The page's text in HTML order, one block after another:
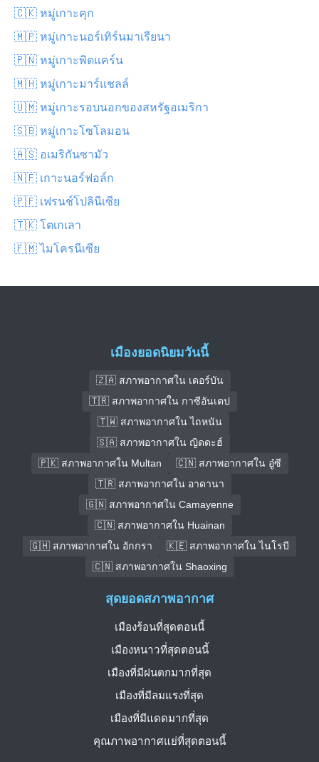
🇨🇰 หมู่เกาะคุก
🇲🇵 หมู่เกาะนอร์เทิร์นมาเรียนา
🇵🇳 หมู่เกาะพิตแคร์น
🇲🇭 หมู่เกาะมาร์แชลล์
🇺🇲 หมู่เกาะรอบนอกของสหรัฐอเมริกา
🇸🇧 หมู่เกาะโซโลมอน
🇦🇸 อเมริกันซามัว
🇳🇫 เกาะนอร์ฟอล์ก
🇵🇫 เฟรนช์โปลินีเซีย
🇹🇰 โตเกเลา
🇫🇲 ไมโครนีเซีย
เมืองยอดนิยมวันนี้
🇿🇦 สภาพอากาศใน เดอร์บัน
🇹🇷 สภาพอากาศใน กาซีอันเตป
🇹🇼 สภาพอากาศใน ไถหนัน
🇸🇦 สภาพอากาศใน ญิดดะฮ์
🇵🇰 สภาพอากาศใน Multan
🇨🇳 สภาพอากาศใน อู๋ซี
🇹🇷 สภาพอากาศใน อาดานา
🇬🇳 สภาพอากาศใน Camayenne
🇨🇳 สภาพอากาศใน Huainan
🇬🇭 สภาพอากาศใน อักกรา
🇰🇪 สภาพอากาศใน ไนโรบี
🇨🇳 สภาพอากาศใน Shaoxing
สุดยอดสภาพอากาศ
เมืองร้อนที่สุดตอนนี้
เมืองหนาวที่สุดตอนนี้
เมืองที่มีฝนตกมากที่สุด
เมืองที่มีลมแรงที่สุด
เมืองที่มีแดดมากที่สุด
คุณภาพอากาศแย่ที่สุดตอนนี้